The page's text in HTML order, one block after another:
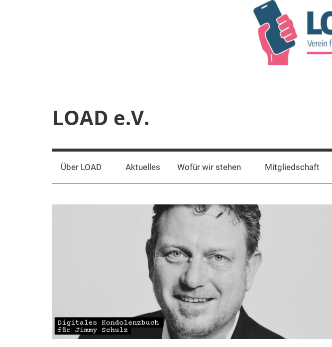
LOAD e.V.
für
liberale
Über LOAD Aktuelles Wofür wir stehen Mitgliedschaft